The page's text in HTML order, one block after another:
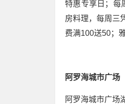
特惠专享日；每
房料理，每周三
费满100送50；
阿罗海城市广场
阿罗海城市广场